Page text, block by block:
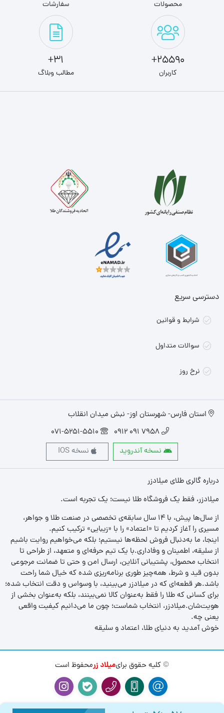
محصولات سفارشات
25590+
کاربران
31+
مطالب وبلاگ
دسترسی سریع
شرایط و قوانین
سوالات متداول
نرخ روز
استان فارس- شهرستان اوز- نبش میدان انقلاب
7958 091 0912
071-5251-5510
نسخه آندروید
نسخه IOS
درباره گالری طلای میلادزر
میلادزر، فقط یک فروشگاه طلا نیست؛ یک تجربه‌ است.
از سال‌ها پیش، با ۱۴ سال سابقه‌ی تخصصی در صنعت طلا و جواهر،
مسیری را آغاز کردیم تا «اعتماد» را با «زیبایی» ترکیب کنیم.
اینجا، ما به‌دنبال فروش لحظه‌ها نیستیم؛ بلکه می‌خواهیم روایت باشیم
از سلیقه، اطمینان و وفاداری.با یک تیم حرفه‌ای و متعهد، از طراحی تا
انتخاب محصول، پشتیبانی آنلاین، ارسال امن و حتی تا ضمانت مرجوعی
بدون قید و شرط، همه‌چیز طوری برنامه‌ریزی شده که خیال شما راحت
باشد.هر قطعه‌ای که در میلادزر می‌بینید، با وسواس و دقت انتخاب شده؛
برای کسانی که طلا را فقط به‌عنوان کالا نمی‌بینند، بلکه به‌عنوان بخشی از
هویت‌شان.میلادزر، انتخاب شماست؛ چون ما می‌دانیم کیفیت واقعی
یعنی چه.
خوش آمدید به دنیای طلا، اعتماد و سلیقه
© کلیه حقوق برایمیلاد زرمحفوظ است